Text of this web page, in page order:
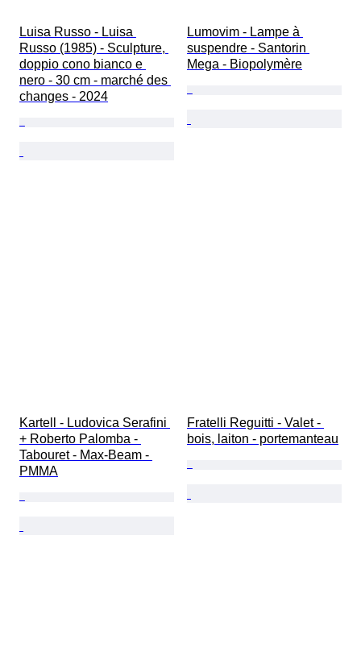
Luisa Russo - Luisa
Russo (1985) - Sculpture,
doppio cono bianco e
nero - 30 cm - marché des
changes - 2024
Lumovim - Lampe à
suspendre - Santorin
Mega - Biopolymère
Kartell - Ludovica Serafini
+ Roberto Palomba -
Tabouret - Max-Beam -
PMMA
Fratelli Reguitti - Valet -
bois, laiton - portemanteau